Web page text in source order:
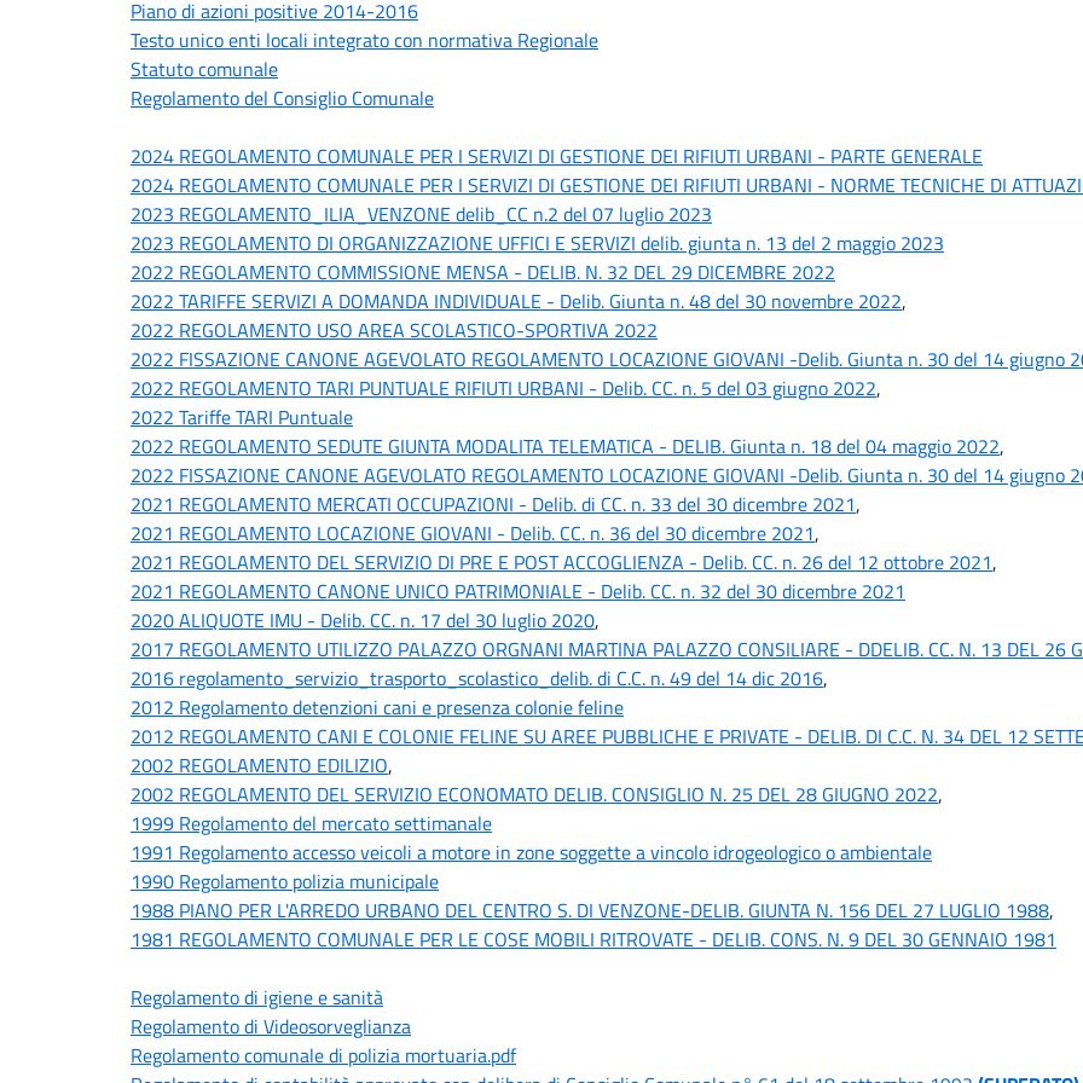
Piano di azioni positive 2014-2016
Testo unico enti locali integrato con normativa Regionale
Statuto comunale
Regolamento del Consiglio Comunale
2024 REGOLAMENTO COMUNALE PER I SERVIZI DI GESTIONE DEI RIFIUTI URBANI - PARTE GENERALE
2024 REGOLAMENTO COMUNALE PER I SERVIZI DI GESTIONE DEI RIFIUTI URBANI - NORME TECNICHE DI
2023 REGOLAMENTO_ILIA_VENZONE delib_CC n.2 del 07 luglio 2023
2023 REGOLAMENTO DI ORGANIZZAZIONE UFFICI E SERVIZI delib. giunta n. 13 del 2 maggio 2023
2022 REGOLAMENTO COMMISSIONE MENSA - DELIB. N. 32 DEL 29 DICEMBRE 2022
2022 TARIFFE SERVIZI A DOMANDA INDIVIDUALE - Delib. Giunta n. 48 del 30 novembre 2022,
2022 REGOLAMENTO USO AREA SCOLASTICO-SPORTIVA 2022
2022 FISSAZIONE CANONE AGEVOLATO REGOLAMENTO LOCAZIONE GIOVANI -Delib. Giunta n. 30 del 14 giugno
2022 REGOLAMENTO TARI PUNTUALE RIFIUTI URBANI - Delib. CC. n. 5 del 03 giugno 2022,
2022 Tariffe TARI Puntuale
2022 REGOLAMENTO SEDUTE GIUNTA MODALITA TELEMATICA - DELIB. Giunta n. 18 del 04 maggio 2022,
2022 FISSAZIONE CANONE AGEVOLATO REGOLAMENTO LOCAZIONE GIOVANI -Delib. Giunta n. 30 del 14 giugno
2021 REGOLAMENTO MERCATI OCCUPAZIONI - Delib. di CC. n. 33 del 30 dicembre 2021,
2021 REGOLAMENTO LOCAZIONE GIOVANI - Delib. CC. n. 36 del 30 dicembre 2021,
2021 REGOLAMENTO DEL SERVIZIO DI PRE E POST ACCOGLIENZA - Delib. CC. n. 26 del 12 ottobre 2021,
2021 REGOLAMENTO CANONE UNICO PATRIMONIALE - Delib. CC. n. 32 del 30 dicembre 2021
2020 ALIQUOTE IMU - Delib. CC. n. 17 del 30 luglio 2020,
2017 REGOLAMENTO UTILIZZO PALAZZO ORGNANI MARTINA PALAZZO CONSILIARE - DDELIB. CC. N. 13 DEL 26
2016 regolamento_servizio_trasporto_scolastico_delib. di C.C. n. 49 del 14 dic 2016,
2012 Regolamento detenzioni cani e presenza colonie feline
2012 REGOLAMENTO CANI E COLONIE FELINE SU AREE PUBBLICHE E PRIVATE - DELIB. DI C.C. N. 34 DEL 12
2002 REGOLAMENTO EDILIZIO,
2002 REGOLAMENTO DEL SERVIZIO ECONOMATO DELIB. CONSIGLIO N. 25 DEL 28 GIUGNO 2022,
1999 Regolamento del mercato settimanale
1991 Regolamento accesso veicoli a motore in zone soggette a vincolo idrogeologico o ambientale
1990 Regolamento polizia municipale
1988 PIANO PER L'ARREDO URBANO DEL CENTRO S. DI VENZONE-DELIB. GIUNTA N. 156 DEL 27 LUGLIO 1988,
1981 REGOLAMENTO COMUNALE PER LE COSE MOBILI RITROVATE - DELIB. CONS. N. 9 DEL 30 GENNAIO 1981
Regolamento di igiene e sanità
Regolamento di Videosorveglianza
Regolamento comunale di polizia mortuaria.pdf